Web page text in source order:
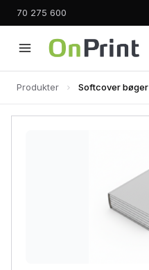
70 275 600
Produkter Softcover bøger